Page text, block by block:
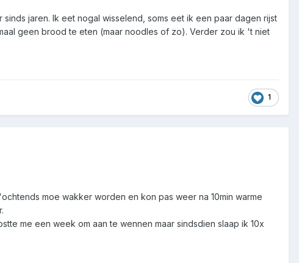
jaren. Ik eet nogal wisselend, soms eet ik een paar dagen rijst
geen brood te eten (maar noodles of zo). Verder zou ik 't niet
1
moe wakker worden en kon pas weer na 10min warme
me een week om aan te wennen maar sindsdien slaap ik 10x